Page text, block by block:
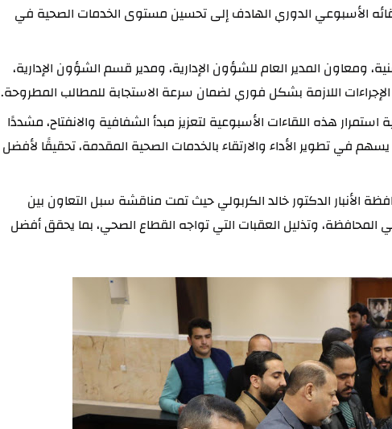
وشهد اللقاء حضور معاون المدير العام للشؤون الفنية، ومعاون المدير العام للشؤون الإدارية، ومدير قسم الشؤون الإدارية،
اللازمة بشكل فوري لضمان سرعة الاستجابة للمطالب المطروحة.